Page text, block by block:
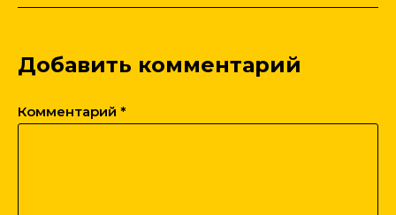
Добавить комментарий
Комментарий *